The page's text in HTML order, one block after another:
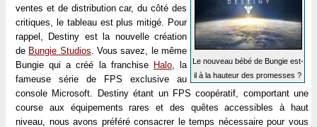
Le nouveau bébé de Bungie est-
il à la hauteur des promesses ?
ventes et de distribution car, du côté des
critiques, le tableau est plus mitigé. Pour
rappel, Destiny est la nouvelle création
de Bungie Studios . Vous savez, le même
Bungie qui a créé la franchise Halo, la
fameuse série de FPS exclusive au
console Microsoft. Destiny étant un FPS coopératif, comportant une
course aux équipements rares et des quêtes accessibles à haut
niveau, nous avons préféré consacrer le temps nécessaire pour vous